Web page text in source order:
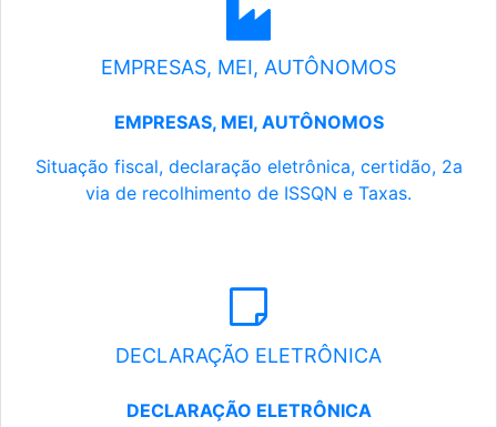
EMPRESAS, MEI, AUTÔNOMOS
EMPRESAS, MEI, AUTÔNOMOS
Situação fiscal, declaração eletrônica, certidão, 2a
via de recolhimento de ISSQN e Taxas.
DECLARAÇÃO ELETRÔNICA
DECLARAÇÃO ELETRÔNICA